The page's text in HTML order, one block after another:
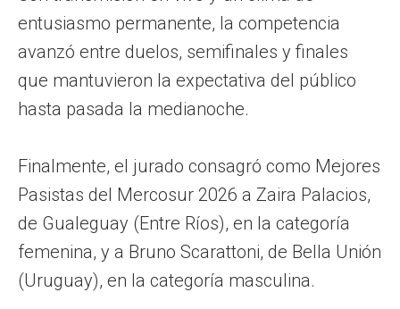
entusiasmo permanente, la competencia
avanzó entre duelos, semifinales y finales
que mantuvieron la expectativa del público
hasta pasada la medianoche.
Finalmente, el jurado consagró como Mejores
Pasistas del Mercosur 2026 a Zaira Palacios,
de Gualeguay (Entre Ríos), en la categoría
femenina, y a Bruno Scarattoni, de Bella Unión
(Uruguay), en la categoría masculina.